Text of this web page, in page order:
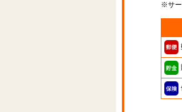
※サー